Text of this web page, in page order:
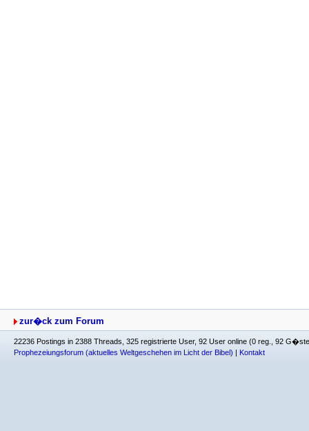
zur�ck zum Forum
22236 Postings in 2388 Threads, 325 registrierte User, 92 User online (0 reg., 92
Prophezeiungsforum (aktuelles Weltgeschehen im Licht der Bibel) | Kontakt